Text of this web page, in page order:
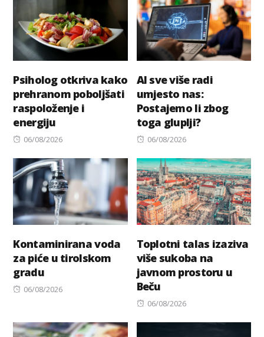
Psiholog otkriva kako
prehranom poboljšati
raspoloženje i
energiju
Posted
06/08/2026
AI sve više radi
umjesto nas:
Postajemo li zbog
toga gluplji?
Posted
06/08/2026
Kontaminirana voda
za piće u tirolskom
gradu
Posted
06/08/2026
Toplotni talas izaziva
više sukoba na
javnom prostoru u
Beču
Posted
06/08/2026